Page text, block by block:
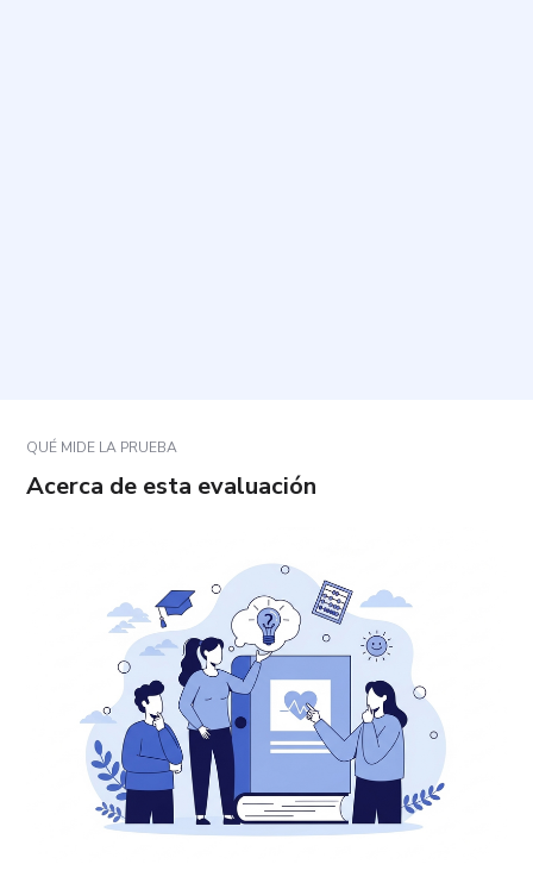
QUÉ MIDE LA PRUEBA
Acerca de esta evaluación